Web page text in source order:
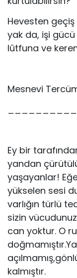
Hevesten
yak da, işi gücü
lûtfuna ve
Mesnevi
Ey bir
yandan
yaşayanlar!
yükselen sesi
varlığın türlü
sizin
can yoktur. O
kalmıştır.